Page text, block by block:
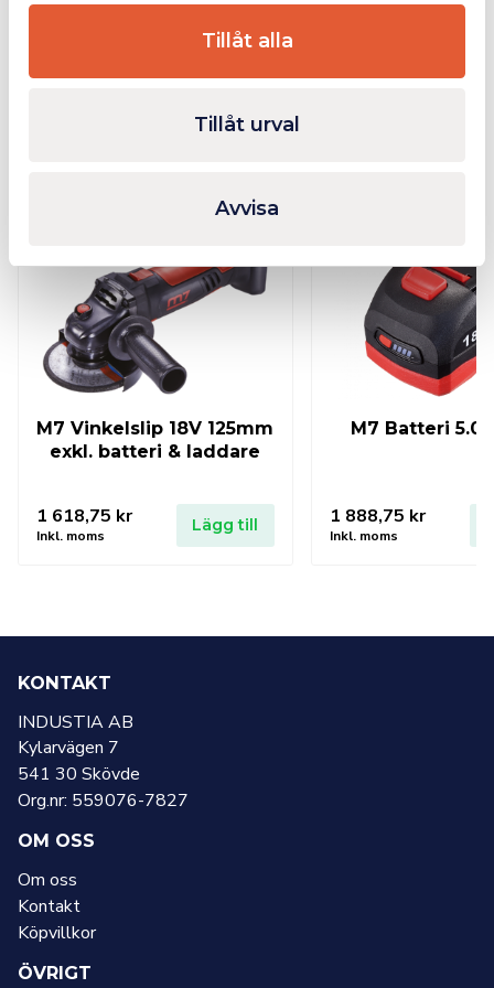
Tillåt alla
Tillåt urval
Avvisa
Relaterade produkter
Finns i lager
M7 Vinkelslip 18V 125mm
exkl. batteri & laddare
1 618,75 kr
Inkl. moms
Lägg till
M7 Batteri
1 888,75 kr
Inkl. moms
KONTAKT
INDUSTIA AB
Kylarvägen 7
541 30 Skövde
Org.nr: 559076-7827
OM OSS
Om oss
Kontakt
Köpvillkor
ÖVRIGT